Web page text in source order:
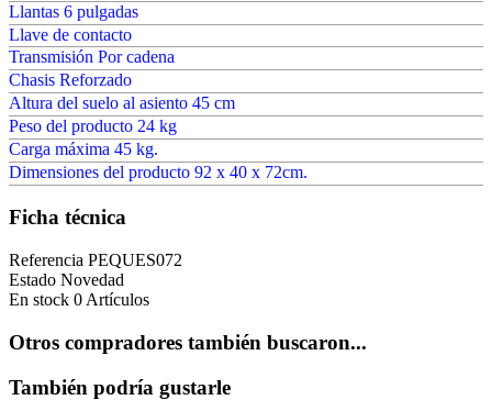
Llantas 6 pulgadas
Llave de contacto
Transmisión Por cadena
Chasis Reforzado
Altura del suelo al asiento 45 cm
Peso del producto 24 kg
Carga máxima 45 kg.
Dimensiones del producto 92 x 40 x 72cm.
Ficha técnica
Referencia PEQUES072
Estado Novedad
En stock 0 Artículos
Otros compradores también buscaron...
También podría gustarle